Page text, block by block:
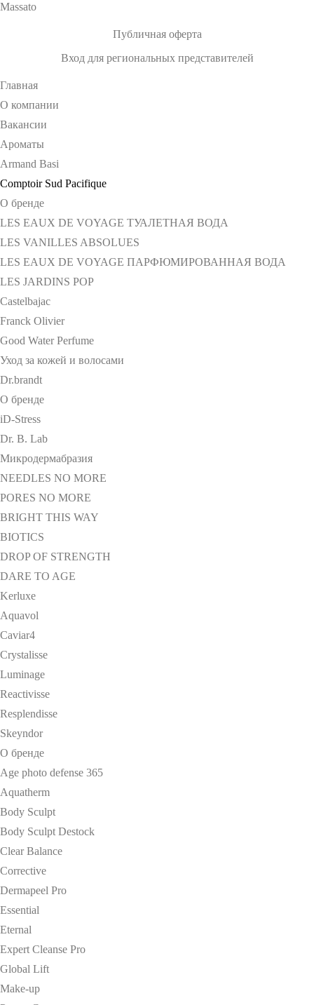
Massato
Публичная оферта
Вход для региональных представителей
Главная
О компании
Вакансии
Ароматы
Armand Basi
Comptoir Sud Pacifique
О бренде
LES EAUX DE VOYAGE ТУАЛЕТНАЯ ВОДА
LES VANILLES ABSOLUES
LES EAUX DE VOYAGE ПАРФЮМИРОВАННАЯ ВОДА
LES JARDINS POP
Castelbajac
Franck Olivier
Good Water Perfume
Уход за кожей и волосами
Dr.brandt
О бренде
iD-Stress
Dr. B. Lab
Микродермабразия
NEEDLES NO MORE
PORES NO MORE
BRIGHT THIS WAY
BIOTICS
DROP OF STRENGTH
DARE TO AGE
Kerluxe
Aquavol
Caviar4
Crystalisse
Luminage
Reactivisse
Resplendisse
Skeyndor
О бренде
Age photo defense 365
Aquatherm
Body Sculpt
Body Sculpt Destock
Clear Balance
Corrective
Dermapeel Pro
Essential
Eternal
Expert Cleanse Pro
Global Lift
Make-up